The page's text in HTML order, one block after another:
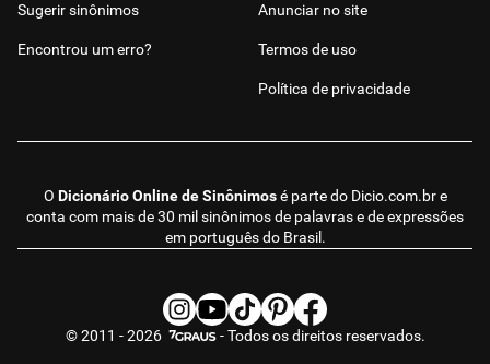
O Dicionário Online de Sinônimosé parte do Dicio.com.bre
conta com mais de 30 mil sinônimos de palavras e de expressões
em português do Brasil.
Sugerir sinônimos
Encontrou um erro?
Anunciar no site
Termos de uso
Política de privacidade
© 2011 - 2026 - Todos os direitos reservados.